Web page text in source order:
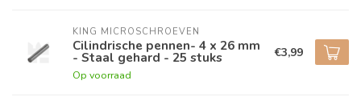
KING MICROSCHROEVEN
Cilindrische pennen- 4 x 26 mm
- Staal gehard - 25 stuks
Op voorraad
€3,99